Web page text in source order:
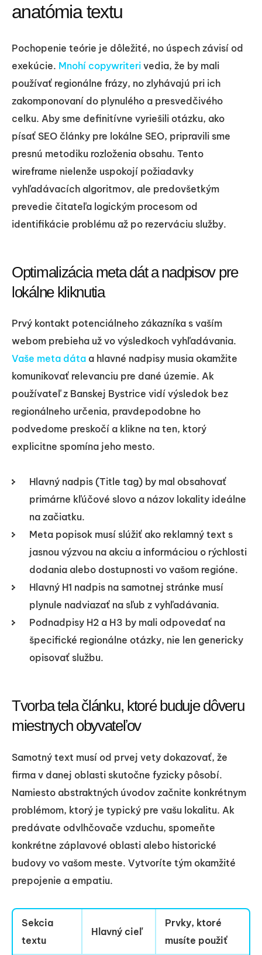
anatómia textu
Pochopenie teórie je dôležité, no úspech závisí od
exekúcie. Mnohí copywriteri vedia, že by mali
používať regionálne frázy, no zlyhávajú pri ich
zakomponovaní do plynulého a presvedčivého
celku. Aby sme definitívne vyriešili otázku, ako
písať SEO články pre lokálne SEO, pripravili sme
presnú metodiku rozloženia obsahu. Tento
wireframe nielenže uspokojí požiadavky
vyhľadávacích algoritmov, ale predovšetkým
prevedie čitateľa logickým procesom od
identifikácie problému až po rezerváciu služby.
Optimalizácia meta dát a nadpisov pre
lokálne kliknutia
Prvý kontakt potenciálneho zákazníka s vaším
webom prebieha už vo výsledkoch vyhľadávania.
Vaše meta dáta a hlavné nadpisy musia okamžite
komunikovať relevanciu pre dané územie. Ak
používateľ z Banskej Bystrice vidí výsledok bez
regionálneho určenia, pravdepodobne ho
podvedome preskočí a klikne na ten, ktorý
explicitne spomína jeho mesto.
Hlavný nadpis (Title tag) by mal obsahovať
primárne kľúčové slovo a názov lokality ideálne
na začiatku.
Meta popisok musí slúžiť ako reklamný text s
jasnou výzvou na akciu a informáciou o rýchlosti
dodania alebo dostupnosti vo vašom regióne.
Hlavný H1 nadpis na samotnej stránke musí
plynule nadviazať na sľub z vyhľadávania.
Podnadpisy H2 a H3 by mali odpovedať na
špecifické regionálne otázky, nie len genericky
opisovať službu.
Tvorba tela článku, ktoré buduje dôveru
miestnych obyvateľov
Samotný text musí od prvej vety dokazovať, že
firma v danej oblasti skutočne fyzicky pôsobí.
Namiesto abstraktných úvodov začnite konkrétnym
problémom, ktorý je typický pre vašu lokalitu. Ak
predávate odvlhčovače vzduchu, spomeňte
konkrétne záplavové oblasti alebo historické
budovy vo vašom meste. Vytvoríte tým okamžité
prepojenie a empatiu.
Sekcia
textu
Hlavný cieľ
Prvky, ktoré
musíte použiť